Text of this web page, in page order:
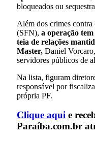
bloqueados ou
Além dos crimes
(SFN), a operação
teia de relações
Master, Daniel
servidores públicos de
Na lista, figuram
responsável por
própria PF.
Clique aqui e
Paraíba.com.br